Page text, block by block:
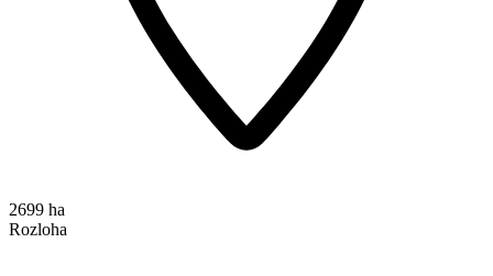
2699 ha
Rozloha